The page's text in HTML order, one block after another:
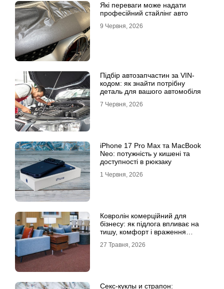
Які переваги може надати
професійний стайлінг авто
9 Червня, 2026
Підбір автозапчастин за VIN-
кодом: як знайти потрібну
деталь для вашого автомобіля
7 Червня, 2026
iPhone 17 Pro Max та MacBook
Neo: потужність у кишені та
доступності в рюкзаку
1 Червня, 2026
Ковролін комерційний для
бізнесу: як підлога впливає на
тишу, комфорт і враження
27 Травня, 2026
Секс-куклы и страпон: